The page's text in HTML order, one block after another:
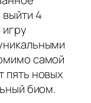
4
самой
пять новых
биом.